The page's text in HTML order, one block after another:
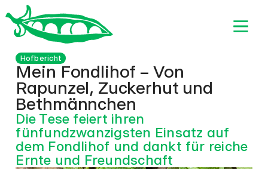
Hofbericht
Mein Fondlihof – Von
Rapunzel, Zuckerhut und
Bethmännchen
Die Tese feiert ihren
fünfundzwanzigsten Einsatz auf
dem Fondlihof und dankt für reiche
Ernte und Freundschaft